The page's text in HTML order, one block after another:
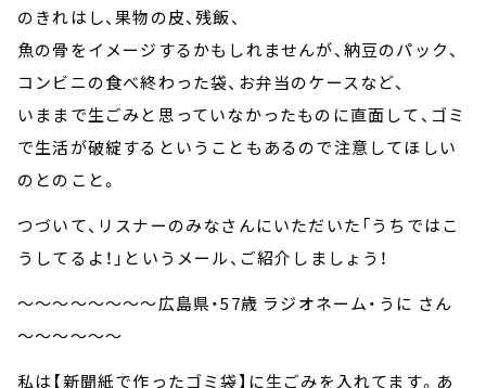
のきれはし、果物の皮、残飯、
魚の骨をイメージするかもしれませんが、納豆のパック、
コンビニの食べ終わった袋、お弁当のケースなど、
いままで生ごみと思っていなかったものに直面して、ゴミ
で生活が破綻するということもあるので注意してほしい
のとのこと。
つづいて、リスナーのみなさんにいただいた「うちではこ
うしてるよ！」というメール、ご紹介しましょう！
～～～～～～～～広島県・57歳 ラジオネーム・うに さん
～～～～～～
私は【新聞紙で作ったゴミ袋】に生ごみを入れてます。あ